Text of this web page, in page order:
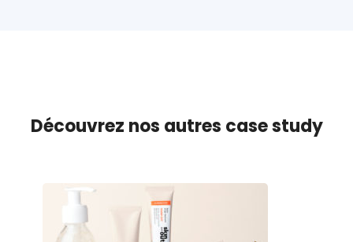
Découvrez nos autres case study